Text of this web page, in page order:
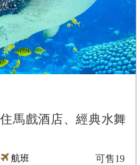
馬戲酒店、經典水舞
航班 可售19